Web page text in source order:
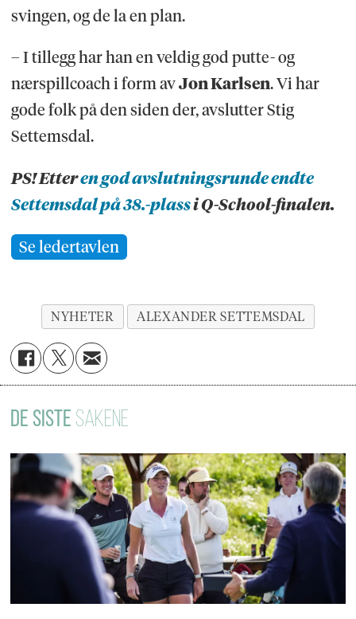
svingen, og de la en plan.
– I tillegg har han en veldig god putte- og
nærspillcoach i form avJon Karlsen. Vi har
gode folk på den siden der, avslutter Stig
Settemsdal.
PS! Etteren god avslutningsrunde endte
Settemsdal på 38.-plassi Q-School-finalen.
Se ledertavlen
NYHETER ALEXANDER SETTEMSDAL
DE SISTE SAKENE